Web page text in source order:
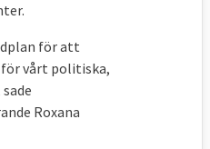
för att
vårt politiska,
Roxana